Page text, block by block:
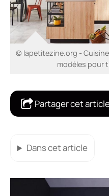
© lapetitezine.org -
modèles pour
Partager cet
Dans cet article